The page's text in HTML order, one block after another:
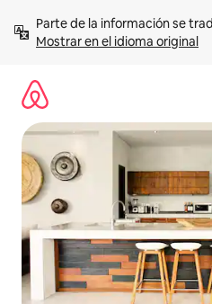
contenidoMostrar en el idioma original